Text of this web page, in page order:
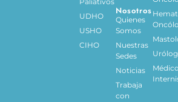
UDHO
USHO
CIHO
Nosotros
Quienes
Somos
Nuestras
Sedes
Noticias
Trabaja
con